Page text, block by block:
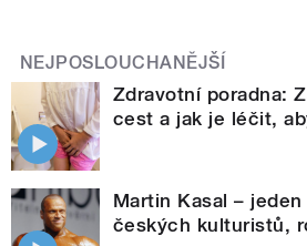
NEJPOSLOUCHANĚJŠÍ
Zdravotní poradna:
cest a jak je léčit,
Martin Kasal –
českých kulturistů,